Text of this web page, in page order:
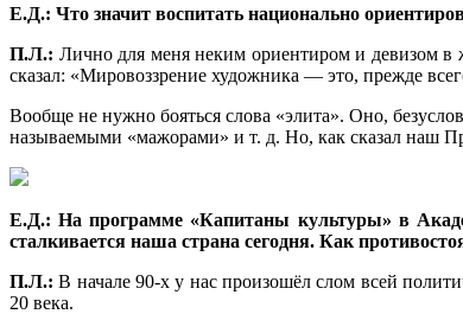
Е.Д.: Что значит воспитать национально
П.Л.: Лично для меня неким ориентиром и девизом в
сказал: «Мировоззрение художника — это, прежде
Вообще не нужно бояться слова «элита». Оно,
называемыми «мажорами» и т. д. Но, как сказал наш
Е.Д.: На программе «Капитаны культуры» в
сталкивается наша страна сегодня. Как
П.Л.: В начале 90-х у нас произошёл слом всей
20 века.